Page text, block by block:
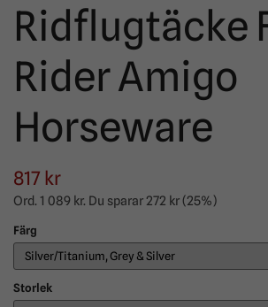
Ridflugtäcke
Rider Amigo
Horseware
817 kr
Ord. 1 089 kr. Du sparar 272 kr(25%)
Färg
Storlek